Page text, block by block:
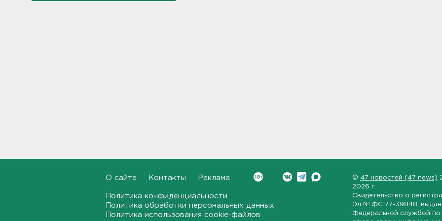
Во Всеволожске построят
О сайте Контакты Реклама
Политика конфиденциальности
Политика обработки персональных данных
Политика использования cookie-файлов
© 47 новостей (47 news)
2026 г.
Свидетельство о
Эл № ФС 77-39848 ,
Федеральной службой по